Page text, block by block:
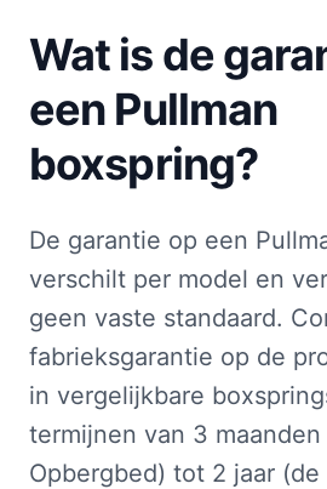
Wat is de
een Pullman
boxspring?
De garantie op een
verschilt per model en
geen vaste standaard.
fabrieksgarantie op de
in vergelijkbare
termijnen van 3 maanden
Opbergbed) tot 2 jaar